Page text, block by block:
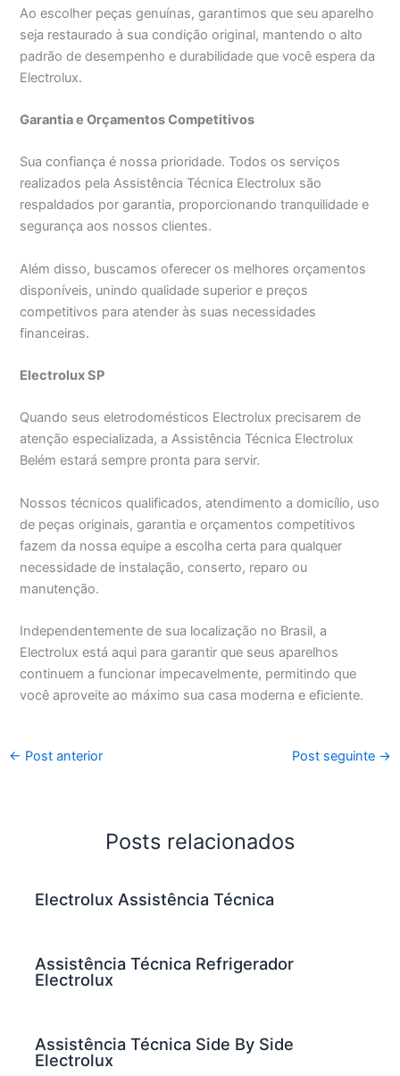
Ao escolher peças genuínas, garantimos que seu aparelho
seja restaurado à sua condição original, mantendo o alto
padrão de desempenho e durabilidade que você espera da
Electrolux.
Garantia e Orçamentos Competitivos
Sua confiança é nossa prioridade. Todos os serviços
realizados pela Assistência Técnica Electrolux são
respaldados por garantia, proporcionando tranquilidade e
segurança aos nossos clientes.
Além disso, buscamos oferecer os melhores orçamentos
disponíveis, unindo qualidade superior e preços
competitivos para atender às suas necessidades
financeiras.
Electrolux SP
Quando seus eletrodomésticos Electrolux precisarem de
atenção especializada, a Assistência Técnica Electrolux
Belém estará sempre pronta para servir.
Nossos técnicos qualificados, atendimento a domicílio, uso
de peças originais, garantia e orçamentos competitivos
fazem da nossa equipe a escolha certa para qualquer
necessidade de instalação, conserto, reparo ou
manutenção.
Independentemente de sua localização no Brasil, a
Electrolux está aqui para garantir que seus aparelhos
continuem a funcionar impecavelmente, permitindo que
você aproveite ao máximo sua casa moderna e eficiente.
← Post anterior Post seguinte →
Posts relacionados
Electrolux Assistência Técnica
Assistência Técnica Refrigerador
Electrolux
Assistência Técnica Side By Side
Electrolux